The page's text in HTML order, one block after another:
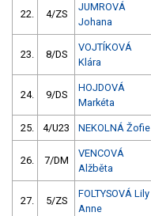
22. 4/ZS
JUMROVÁ
Johana
23. 8/DS
VOJTÍKOVÁ
Klára
24. 9/DS
HOJDOVÁ
Markéta
25. 4/U23 NEKOLNÁ Žofie
26. 7/DM
VENCOVÁ
Alžběta
27. 5/ZS
FOLTYSOVÁ Lily
Anne